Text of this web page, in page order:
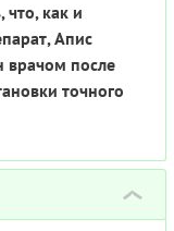
как и
Апис
врачом после
точного
›